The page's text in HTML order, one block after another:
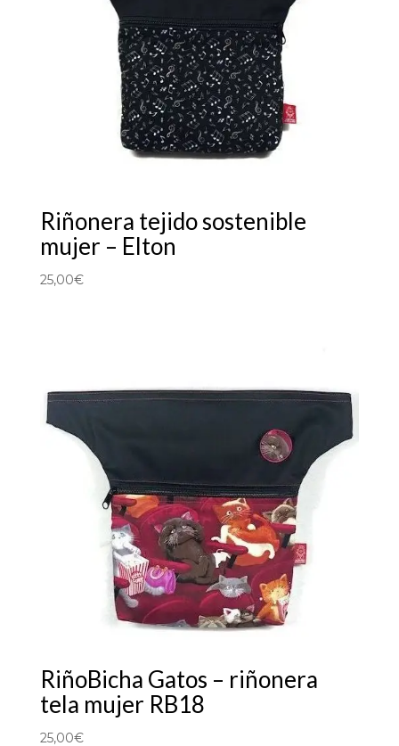
Riñonera tejido sostenible
mujer – Elton
25,00€
RiñoBicha Gatos – riñonera
tela mujer RB18
25,00€